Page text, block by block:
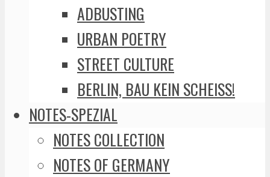
ADBUSTING
URBAN POETRY
STREET CULTURE
BERLIN, BAU KEIN SCHEISS!
NOTES-SPEZIAL
NOTES COLLECTION
NOTES OF GERMANY